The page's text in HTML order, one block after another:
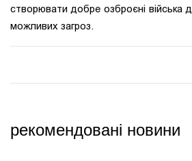
створювати добре озброєні війська
можливих загроз.
рекомендовані новини